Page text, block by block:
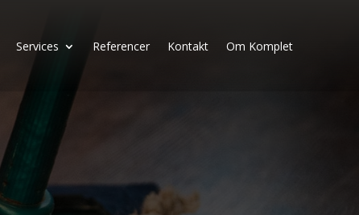
Services Referencer Kontakt Om Komplet